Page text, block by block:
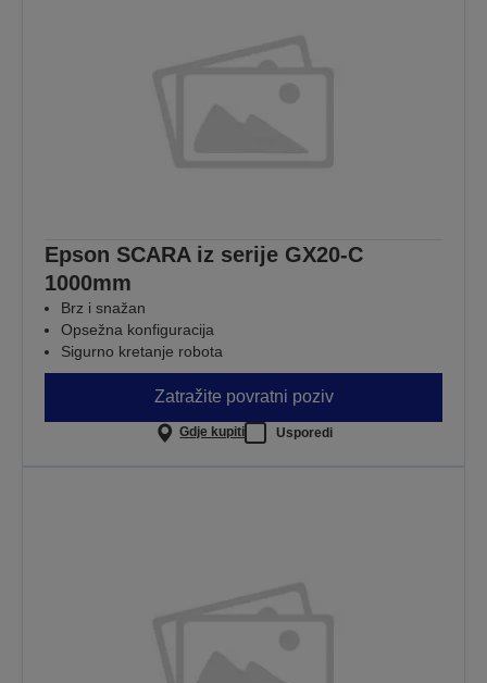
Epson SCARA iz serije GX20-C
1000mm
Brz i snažan
Opsežna konfiguracija
Sigurno kretanje robota
Zatražite povratni poziv
Gdje kupiti Usporedi